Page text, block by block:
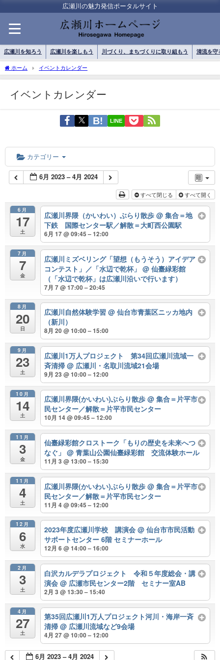
広瀬川の魅力発信ポータルサイト
広瀬川を知ろう 広瀬川を楽しもう 川づくり、まちづくりに取り組もう 清流を守
ホーム イベントカレンダー
イベントカレンダー
LINE
カテゴリー
6月 2023 – 4月 2024
すべて閉じる すべて開く
6月
17
土
広瀬川界隈（かいわい）ぶらり散歩@ 集合＝地
下鉄 国際センター駅／解散＝大町西公園駅
6月 17 @ 09:45 – 12:00
7月
7
金
広瀬川ミズベリング「望想（もうそう）アイデア
コンテスト」／「水辺で乾杯」@ 仙臺緑彩館
（「水辺で乾杯」は広瀬川沿いで行います）
7月 7 @ 17:00 – 20:45
8月
20
日
広瀬川自然体験学習@ 仙台市青葉区ニッカ地内
（新川）
8月 20 @ 10:00 – 15:00
9月
23
土
広瀬川1万人プロジェクト 第34回広瀬川流域一
斉清掃@ 広瀬川・名取川流域21会場
9月 23 @ 10:00 – 12:00
10月
14
土
広瀬川界隈(かいわい)ぶらり散歩@ 集合＝片平市
民センター／解散＝片平市民センター
10月 14 @ 09:45 – 12:00
11月
3
金
仙臺緑彩館クロストーク「もりの歴史を未来へつ
なぐ」@ 青葉山公園仙臺緑彩館 交流体験ホール
11月 3 @ 13:00 – 15:30
11月
4
土
広瀬川界隈(かいわい)ぶらり散歩@ 集合＝片平市
民センター／解散＝片平市民センター
11月 4 @ 09:45 – 12:00
12月
6
水
2023年度広瀬川学校 講演会@ 仙台市市民活動
サポートセンター 6階 セミナーホール
12月 6 @ 14:00 – 16:00
2月
3
土
白沢カルデラプロジェクト 令和５年度総会・講
演会@ 広瀬市民センター2階 セミナー室AB
2月 3 @ 13:30 – 15:40
4月
27
土
第35回広瀬川1万人プロジェクト河川・海岸一斉
清掃@ 広瀬川流域など9会場
4月 27 @ 10:00 – 12:00
6月 2023 – 4月 2024